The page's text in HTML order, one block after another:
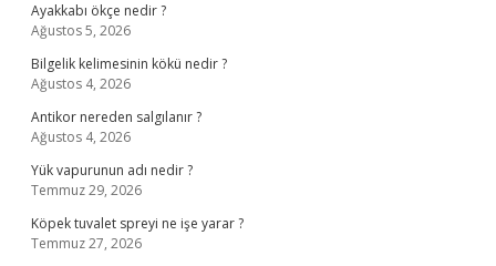
Ayakkabı ökçe nedir ?
Ağustos 5, 2026
Bilgelik kelimesinin kökü nedir ?
Ağustos 4, 2026
Antikor nereden salgılanır ?
Ağustos 4, 2026
Yük vapurunun adı nedir ?
Temmuz 29, 2026
Köpek tuvalet spreyi ne işe yarar ?
Temmuz 27, 2026